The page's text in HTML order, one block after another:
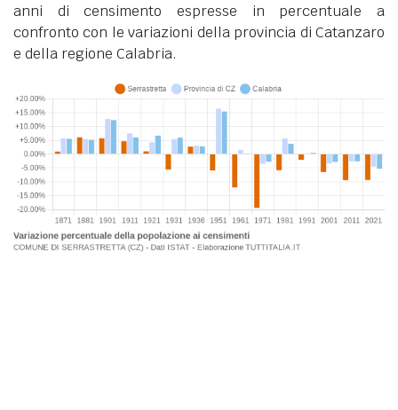
anni di censimento espresse in percentuale a
confronto con le variazioni della provincia di Catanzaro
e della regione Calabria.